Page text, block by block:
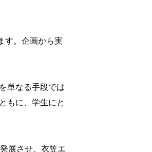
す。企画から実
単なる手段では
もに、学生にと
展させ、衣笠エ